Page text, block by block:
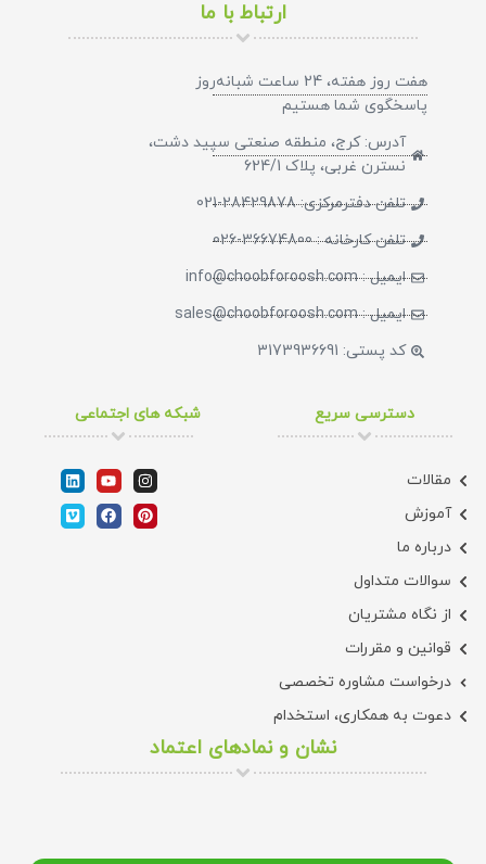
ارتباط با ما
هفت روز هفته، 24 ساعت شبانه‌روز
پاسخگوی شما هستیم​
آدرس: کرج، منطقه صنعتی سپید دشت،
نسترن غربی، پلاک 624/1
تلفن دفترمرکزی: 28429878-021
تلفن کارخانه : 36674800-026
ایمیل : info@choobforoosh.com
ایمیل : sales@choobforoosh.com
کد پستی: 3173936691
دسترسی سریع
مقالات
آموزش
درباره ما
سوالات متداول
از نگاه مشتریان
قوانین و مقررات
درخواست مشاوره تخصصی
دعوت به همکاری، استخدام
شبکه های اجتماعی
نشان و نمادهای اعتماد